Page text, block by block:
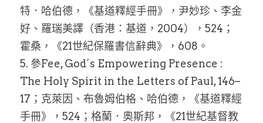
特．哈伯德，《基道釋經手冊》，尹妙珍、李金
好、羅瑞美譯（香港：基道，2004），524；
霍桑，《21世紀保羅書信辭典》，608。
5. 參Fee, God´s Empowering Presence :
The Holy Spirit in the Letters of Paul, 146–
17；克萊因、布魯姆伯格、哈伯德，《基道釋經
手冊》，524；格蘭．奧斯邦，《21世紀基督教